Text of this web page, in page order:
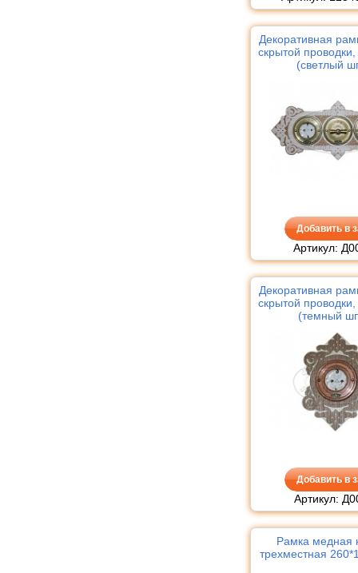
Декоративная
скрытой
(светлый
Добавить в
Артикул:
Декоративная
скрытой
(темный
Добавить в
Артикул:
Рамка медная
трехместная